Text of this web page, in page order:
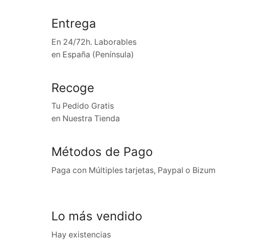
Entrega
En 24/72h. Laborables
en España (Península)
Recoge
Tu Pedido Gratis
en Nuestra Tienda
Métodos de Pago
Paga con Múltiples tarjetas, Paypal o Bizum
Lo más vendido
Hay existencias